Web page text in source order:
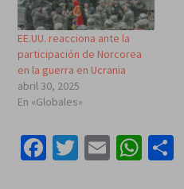
EE.UU. reacciona ante la
participación de Norcorea
en la guerra en Ucrania
abril 30, 2025
En «Globales»
Facebook
Twitter
Email